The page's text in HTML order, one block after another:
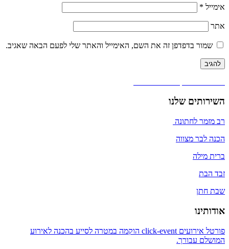
אימייל *
אתר
שמור בדפדפן זה את השם, האימייל והאתר שלי לפעם הבאה שאגיב.
ניווט
השירותים שלנו
רב מזמר לחתונה
הכנה לבר מצווה
ברית מילה
זבד הבת
שבת חתן
אודותינו
פורטל אירועים click-event הוקמה במטרה לסייע בהכנה לאירוע
המושלם עבורך.